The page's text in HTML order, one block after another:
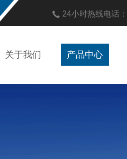
24小时热线电话：
关于我们 产品中心